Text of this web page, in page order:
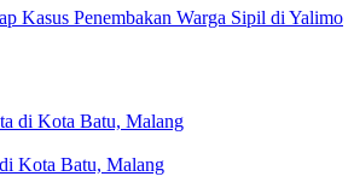
Kasus Penembakan Warga Sipil di Yalimo
Kota Batu, Malang